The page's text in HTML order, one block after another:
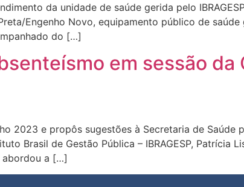
da unidade de saúde gerida pelo
Engenho Novo, equipamento público de
do […]
em sessão da
2023 e propôs sugestões à Secretaria de Saúde
Brasil de Gestão Pública – IBRAGESP, Patrícia
abordou a […]